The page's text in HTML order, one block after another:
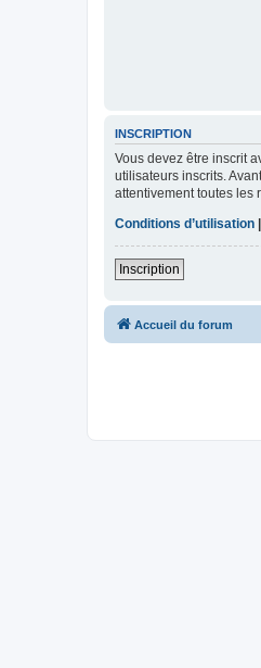
INSCRIPTION
Vous devez être inscrit
utilisateurs inscrits.
attentivement toutes les
Conditions d’utilisation
Inscription
Accueil du forum